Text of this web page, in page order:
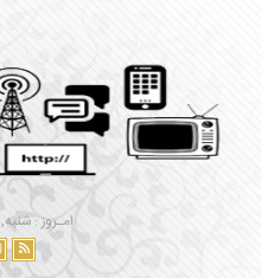
امـروز : شنبه, ۱۷ مرداد , ۱۴۰۵